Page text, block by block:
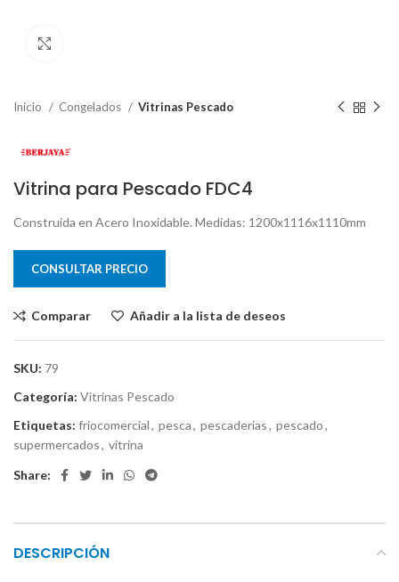
Inicio Congelados Vitrinas Pescado
Vitrina para Pescado FDC4
Construida en Acero Inoxidable. Medidas: 1200x1116x1110mm
CONSULTAR PRECIO
Comparar Añadir a la lista de deseos
SKU: 79
Categoría: Vitrinas Pescado
Etiquetas: friocomercial, pesca, pescaderias, pescado,
supermercados, vitrina
Share:
DESCRIPCIÓN